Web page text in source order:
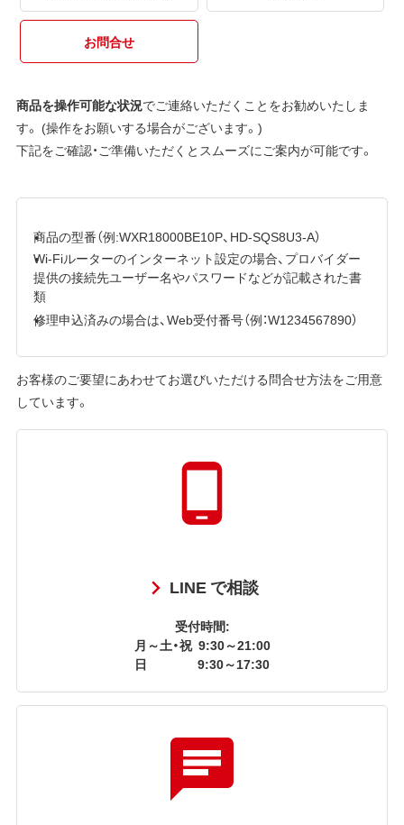
お問合せ
商品を操作可能な状況でご連絡いただくことをお勧めいたしま
す。 (操作をお願いする場合がございます。)
下記をご確認・ご準備いただくとスムーズにご案内が可能です。
商品の型番（例:WXR18000BE10P、HD-SQS8U3-A）
Wi-Fiルーターのインターネット設定の場合、プロバイダー
提供の接続先ユーザー名やパスワードなどが記載された書
類
修理申込済みの場合は、Web受付番号（例：W1234567890）
お客様のご要望にあわせてお選びいただける問合せ方法をご用意
しています。
LINE で相談
受付時間:
月～土・祝 9:30～21:00
日
9:30～17:30